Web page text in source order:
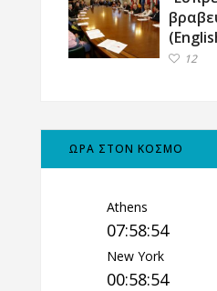
12
ΩΡΑ ΣΤΟΝ ΚΟΣΜΟ
Athens
07:58:55
New York
00:58:55